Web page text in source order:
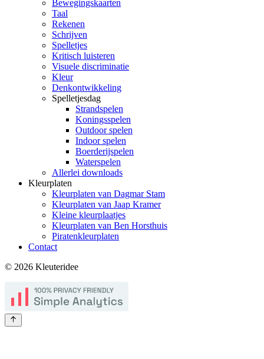
Bewegingskaarten
Taal
Rekenen
Schrijven
Spelletjes
Kritisch luisteren
Visuele discriminatie
Kleur
Denkontwikkeling
Spelletjesdag
Strandspelen
Koningsspelen
Outdoor spelen
Indoor spelen
Boerderijspelen
Waterspelen
Allerlei downloads
Kleurplaten
Kleurplaten van Dagmar Stam
Kleurplaten van Jaap Kramer
Kleine kleurplaatjes
Kleurplaten van Ben Horsthuis
Piratenkleurplaten
Contact
© 2026 Kleuteridee